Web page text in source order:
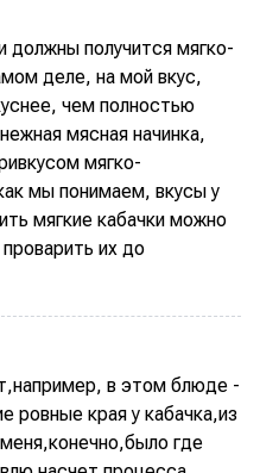
должны получится мягко-
деле, на мой вкус,
чем полностью
мясная начинка,
мягко-
мы понимаем, вкусы у
мягкие кабачки можно
их до
в этом блюде -
ровные края у кабачка,из
где